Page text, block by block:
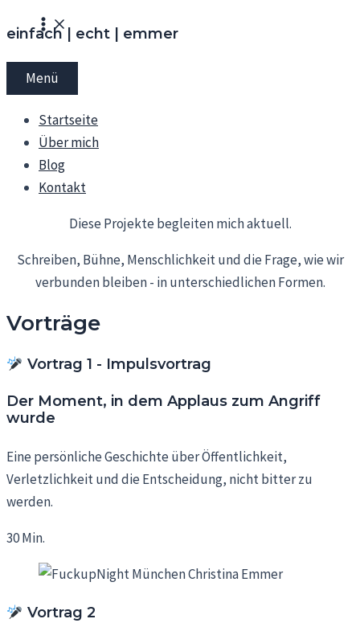
Inhalt
springen
Main
Menu
einfach | echt | emmer
Menü
Startseite
Über mich
Blog
Kontakt
Diese Projekte begleiten mich aktuell.
Schreiben, Bühne, Menschlichkeit und die Frage, wie wir
verbunden bleiben - in unterschiedlichen Formen.
Vorträge
Vortrag 1 - Impulsvortrag
Der Moment, in dem Applaus zum Angriff
wurde
Eine persönliche Geschichte über Öffentlichkeit,
Verletzlichkeit und die Entscheidung, nicht bitter zu
werden.
30 Min.
Vortrag 2